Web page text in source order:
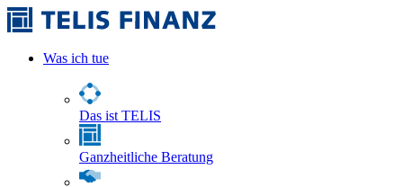
Was ich tue
Das ist TELIS
Ganzheitliche Beratung